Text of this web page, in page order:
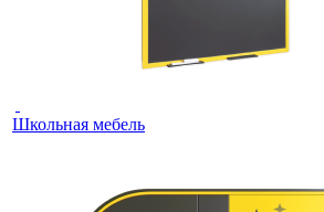
Школьная мебель